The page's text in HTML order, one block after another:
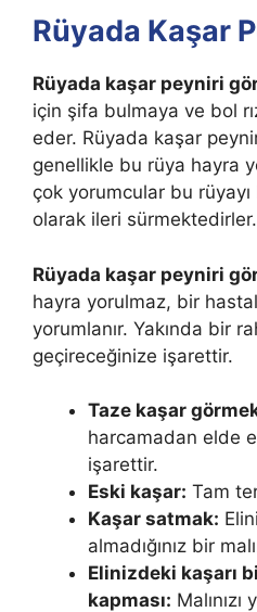
Rüyada Kaşar
Rüyada kaşar peyniri
için şifa bulmaya ve bol
eder. Rüyada kaşar
genellikle bu rüya hayra
çok yorumcular bu rüyayı
olarak ileri sürmektedirler.
Rüyada kaşar peyniri
hayra yorulmaz, bir
yorumlanır. Yakında bir
geçireceğinize işarettir.
Taze kaşar
harcamadan elde
işaret­tir.
Eski kaşar: Tam
Kaşar satmak:
almadığınız bir
Elinizdeki kaşarı
kapması: Malınızı